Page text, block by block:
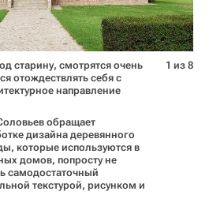
старину, смотрятся очень
отождествлять себя с
направление
обращает
дизайна деревянного
которые используются в
домов, попросту не
самодостаточный
текстурой, рисунком и
1 из 8